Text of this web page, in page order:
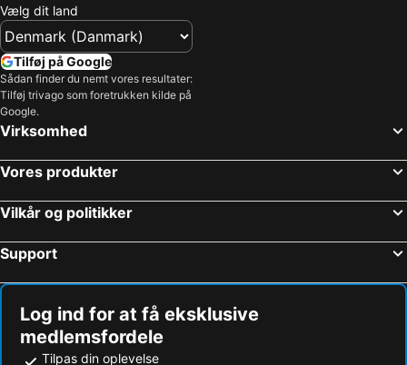
Vælg dit land
Tilføj på Google
Sådan finder du nemt vores resultater:
Tilføj trivago som foretrukken kilde på
Google.
Virksomhed
Vores produkter
Vilkår og politikker
Support
Log ind for at få eksklusive
medlemsfordele
Tilpas din oplevelse